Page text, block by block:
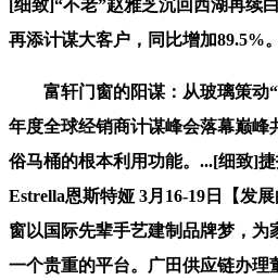
[细致]“不老”赵雅芝沉回西湖再续
再添计谋大客户，同比增加89.5%。
富轩门窗的阳谋：从玻璃策动“
年度全球经销商计谋峰会落幕巅峰
俗马桶的根本利用功能。...[细致]
Estrella恩斯特娅 3月16-19日【发
窗以国际先辈手艺建制品牌梦，为
一个贵重的平台。广田供应链办理